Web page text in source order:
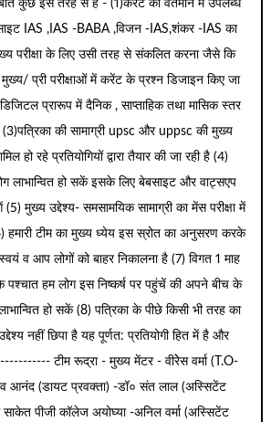
कुछ इस तरह से है - (1)करेंट की वर्तमान में उपलब्ध
IAS ,IAS -BABA ,विजन -IAS,शंकर -IAS का
परीक्षा के लिए उसी तरह से संकलित करना जैसे कि
प्री परीक्षाओं में करेंट के प्रश्न डिजाइन किए जा
प्रारूप में दैनिक , साप्ताहिक तथा मासिक स्तर
(3)पत्रिका की सामाग्री upsc और uppsc की मुख्य
हो रहे प्रतियोगियों द्वारा तैयार की जा रही है (4)
लाभान्वित हो सकें इसके लिए बेबसाइट और वाट्सएप
मुख्य उद्देश्य- समसामयिक सामाग्री का मेंस परीक्षा में
हमारी टीम का मुख्य ध्येय इस स्रोत का अनुसरण करके
व आप लोगों को बाहर निकालना है (7) विगत 1 माह
हम लोग इस निष्कर्ष पर पहुंचें की अपने बीच के
हो सकें (8) पत्रिका के पीछे किसी भी तरह का
नहीं छिपा है यह पूर्णत: प्रतियोगी हित में है और
टीम रूद्रा - मुख्य मेंटर - वीरेेस वर्मा (T.O-
आनंद (डायट प्रवक्ता) -डॉ० संत लाल (अस्सिटेंट
साकेत पीजी कॉलेज अयोघ्या -अनिल वर्मा (अस्सिटेंट